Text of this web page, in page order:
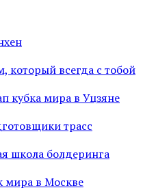
который всегда с тобой
кубка мира в Уцзяне
трасс
школа болдеринга
мира в Москве